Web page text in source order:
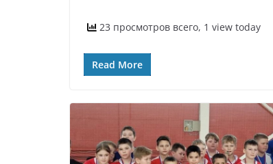
23 просмотров всего, 1 view today
Read More